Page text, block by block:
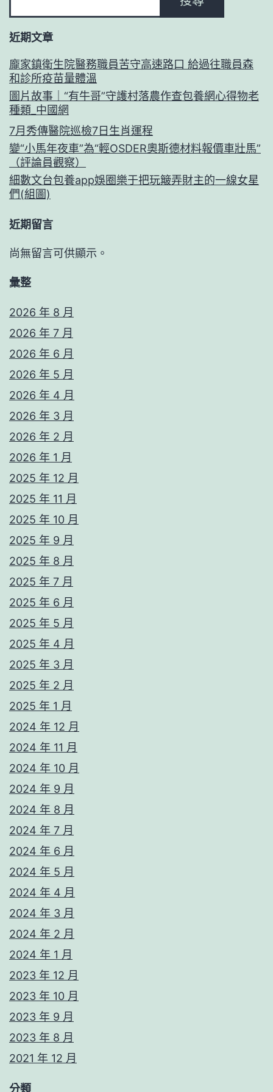
近期文章
龐家鎮衛生院醫務職員苦守高速路口 給過往職員森
和診所疫苗量體溫
圖片故事｜“有牛哥”守護村落農作查包養網心得物老
種類_中國網
7月秀傳醫院巡檢7日生肖運程
變“小馬年夜車”為“輕OSDER奧斯德材料報價車壯馬”
（評論員觀察）
細數文台包養app娛圈樂于把玩簸弄財主的一線女星
們(組圖)
近期留言
尚無留言可供顯示。
彙整
2026 年 8 月
2026 年 7 月
2026 年 6 月
2026 年 5 月
2026 年 4 月
2026 年 3 月
2026 年 2 月
2026 年 1 月
2025 年 12 月
2025 年 11 月
2025 年 10 月
2025 年 9 月
2025 年 8 月
2025 年 7 月
2025 年 6 月
2025 年 5 月
2025 年 4 月
2025 年 3 月
2025 年 2 月
2025 年 1 月
2024 年 12 月
2024 年 11 月
2024 年 10 月
2024 年 9 月
2024 年 8 月
2024 年 7 月
2024 年 6 月
2024 年 5 月
2024 年 4 月
2024 年 3 月
2024 年 2 月
2024 年 1 月
2023 年 12 月
2023 年 10 月
2023 年 9 月
2023 年 8 月
2021 年 12 月
分類